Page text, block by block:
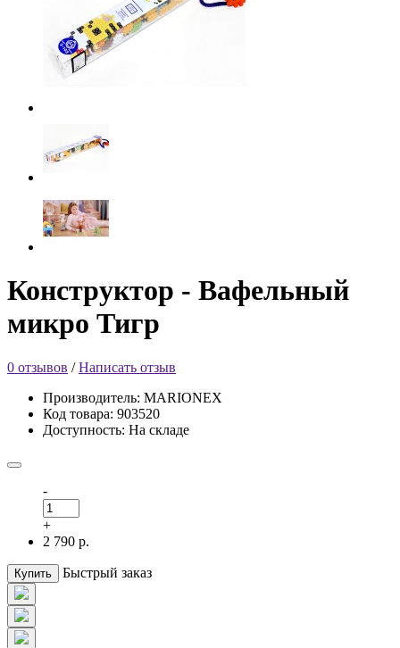
Конструктор - Вафельный
микро Тигр
0 отзывов /Написать отзыв
Производитель: MARIONEX
Код товара: 903520
Доступность: На складе
-
+
2 790 р.
Купить Быстрый заказ